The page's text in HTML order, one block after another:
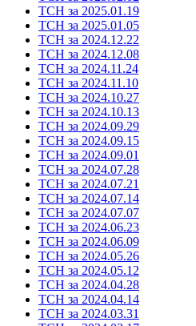
ТСН за 2025.01.19
ТСН за 2025.01.05
ТСН за 2024.12.22
ТСН за 2024.12.08
ТСН за 2024.11.24
ТСН за 2024.11.10
ТСН за 2024.10.27
ТСН за 2024.10.13
ТСН за 2024.09.29
ТСН за 2024.09.15
ТСН за 2024.09.01
ТСН за 2024.07.28
ТСН за 2024.07.21
ТСН за 2024.07.14
ТСН за 2024.07.07
ТСН за 2024.06.23
ТСН за 2024.06.09
ТСН за 2024.05.26
ТСН за 2024.05.12
ТСН за 2024.04.28
ТСН за 2024.04.14
ТСН за 2024.03.31